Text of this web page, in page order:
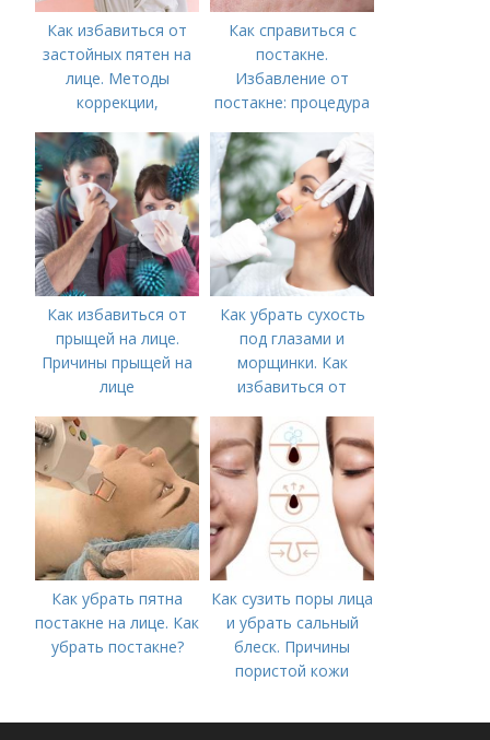
Как избавиться от
застойных пятен на
лице. Методы
коррекции,
акне и удаления
рубцов и шрамов
постакне
Как справиться с
постакне.
Избавление от
постакне: процедура
Как избавиться от
прыщей на лице.
Причины прыщей на
лице
Как убрать сухость
под глазами и
морщинки. Как
избавиться от
косметологические
процедуры
Как убрать пятна
постакне на лице. Как
убрать постакне?
Как сузить поры лица
и убрать сальный
блеск. Причины
пористой кожи